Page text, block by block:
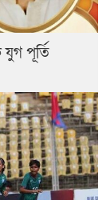
যুগ পূর্তি